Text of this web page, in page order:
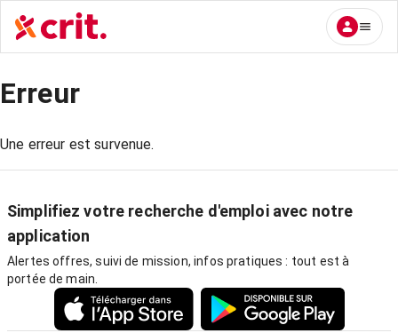
Erreur
Une erreur est survenue.
Simplifiez votre recherche d'emploi avec notre
application
Alertes offres, suivi de mission, infos pratiques : tout est à
portée de main.